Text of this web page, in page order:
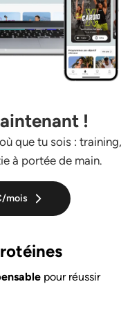
!
que tu sois : training,
à portée de main.
mois
pour réussir